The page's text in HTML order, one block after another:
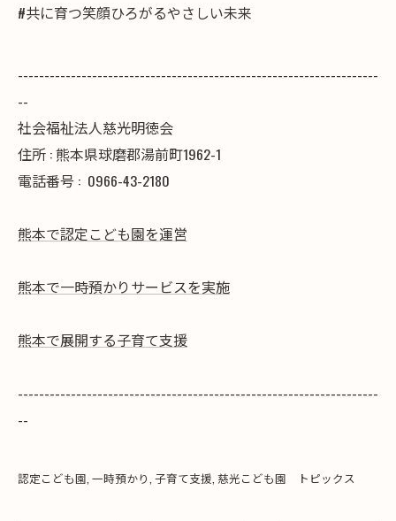
#共に育つ笑顔ひろがるやさしい未来
--------------------------------------------------------------------
--
社会福祉法人慈光明徳会
住所 : 熊本県球磨郡湯前町1962-1
電話番号 : 0966-43-2180
熊本で認定こども園を運営
熊本で一時預かりサービスを実施
熊本で展開する子育て支援
--------------------------------------------------------------------
--
認定こども園 一時預かり 子育て支援 慈光こども園 トピックス